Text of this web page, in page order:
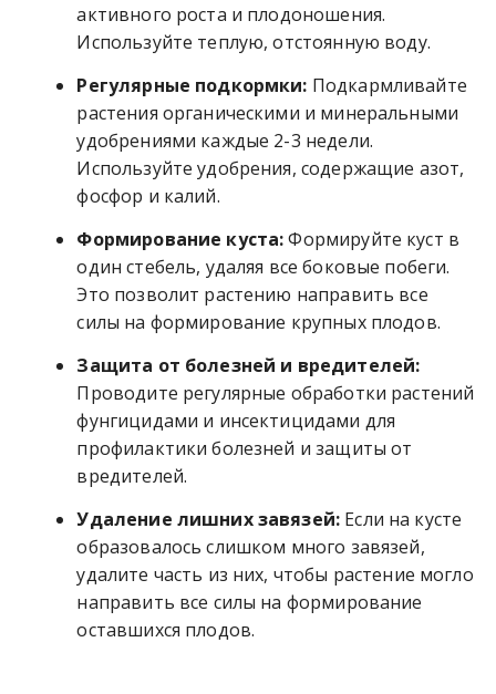
активного роста и плодоношения.
Используйте теплую, отстоянную воду.
Регулярные подкормки: Подкармливайте
растения органическими и минеральными
удобрениями каждые 2-3 недели.
Используйте удобрения, содержащие азот,
фосфор и калий.
Формирование куста:Формируйте куст в
один стебель, удаляя все боковые побеги.
Это позволит растению направить все
силы на формирование крупных плодов.
Защита от болезней и вредителей:
Проводите регулярные обработки растений
фунгицидами и инсектицидами для
профилактики болезней и защиты от
вредителей.
Удаление лишних завязей: Если на кусте
образовалось слишком много завязей,
удалите часть из них, чтобы растение могло
направить все силы на формирование
оставшихся плодов.